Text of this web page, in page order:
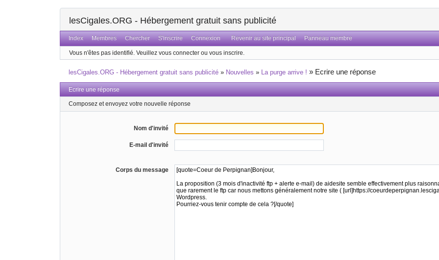
lesCigales.ORG - Hébergement gratuit sans publicité
Index Membres Chercher S'inscrire Connexion Revenir au site principal Panneau membre
Vous n'êtes pas identifié. Veuillez vous connecter ou vous inscrire.
lesCigales.ORG - Hébergement gratuit sans publicité » Nouvelles » La purge arrive ! » Ecrire une réponse
Ecrire une réponse
Composez et envoyez votre nouvelle réponse
Nom d'invité
E-mail d'invité
Corps du message